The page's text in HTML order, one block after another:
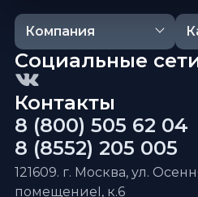
Компания
Контакты
8 (800) 505 62 04
8 (8552) 205 005
121609. г. Москва, ул.
помещениеI, к.6
Социальные